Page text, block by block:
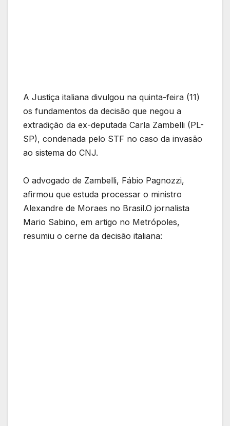
A Justiça italiana divulgou na quinta-feira (11)
os fundamentos da decisão que negou a
extradição da ex-deputada Carla Zambelli (PL-
SP), condenada pelo STF no caso da invasão
ao sistema do CNJ.
O advogado de Zambelli, Fábio Pagnozzi,
afirmou que estuda processar o ministro
Alexandre de Moraes no Brasil.O jornalista
Mario Sabino, em artigo no Metrópoles,
resumiu o cerne da decisão italiana: